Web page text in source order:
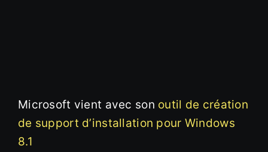
Microsoft vient avec son outil de création
de support d’installation pour Windows
8.1